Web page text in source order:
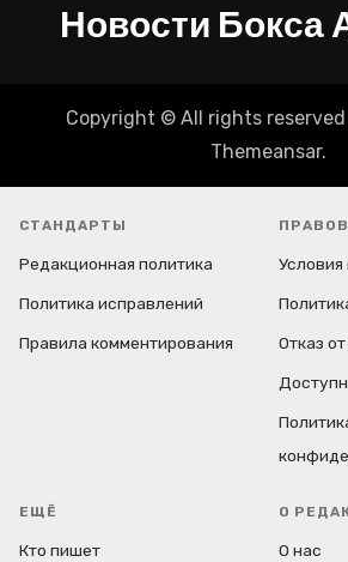
Новости Бокса
Copyright © All rights reserved
Themeansar.
СТАНДАРТЫ
Редакционная политика
Политика исправлений
Правила комментирования
Условия
Отказ
ЕЩЁ
Кто пишет
О
О нас